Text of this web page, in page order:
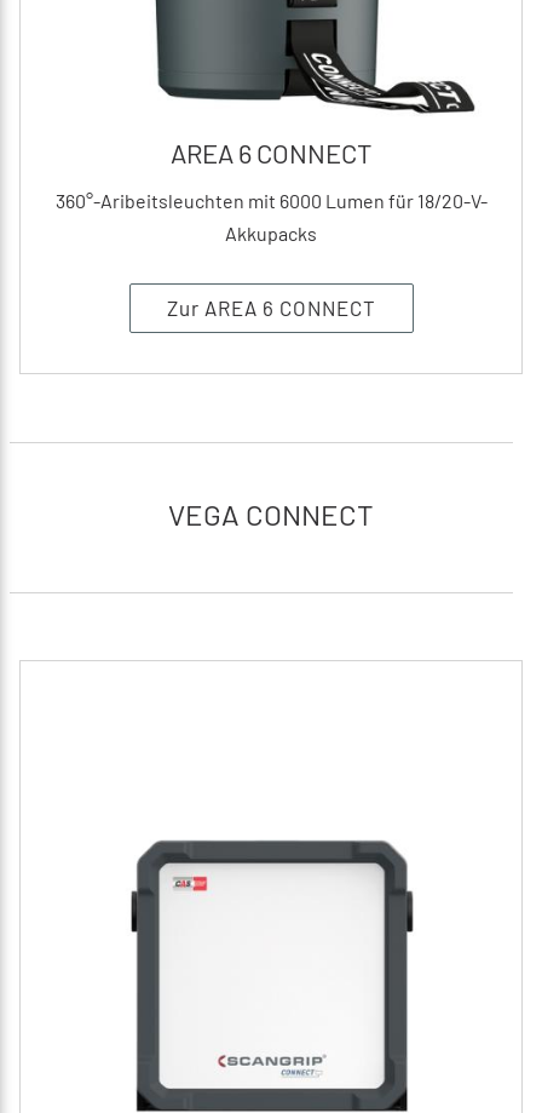
AREA 6 CONNECT
360°-Aribeitsleuchten mit 6000 Lumen für 18/20-V-
Akkupacks
Zur AREA 6 CONNECT
VEGA CONNECT